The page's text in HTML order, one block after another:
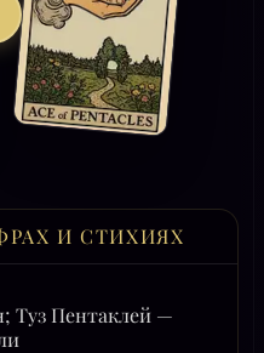
И СТИХИЯХ
Туз Пентаклей —